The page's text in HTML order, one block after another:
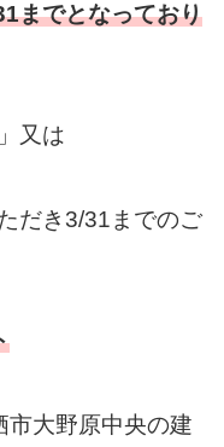
までとなっており
又は
だき3/31までのご
市大野原中央の建